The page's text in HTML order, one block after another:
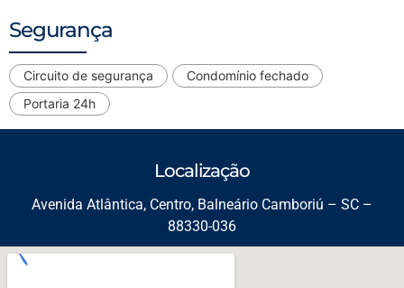
Segurança
Circuito de segurança
Condomínio fechado
Portaria 24h
Localização
Avenida Atlântica, Centro, Balneário Camboriú – SC –
88330-036